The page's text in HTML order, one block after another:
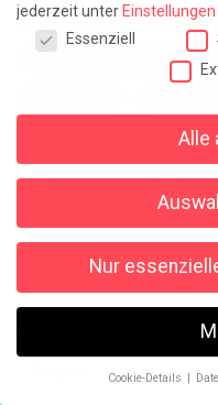
Atlantische Turbulenzen
Die Zeit der Ringelblumen ist
Leben lernen / Ein Versuch
Triple-Edinburgher mit
Alles sonst
Gereimtes
Wahnsinn
jederzeit unter Einstellungen
Datenschutzeinstellungen
Essenziell
Alle
Nur
Cookie-Details